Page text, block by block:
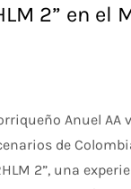
2” en el
Anuel AA
de
2”, una